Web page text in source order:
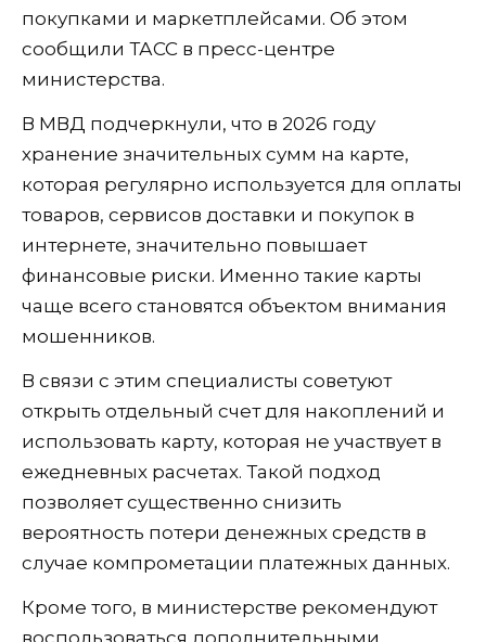
покупками и маркетплейсами. Об этом
сообщили ТАСС в пресс-центре
министерства.
В МВД подчеркнули, что в 2026 году
хранение значительных сумм на карте,
которая регулярно используется для оплаты
товаров, сервисов доставки и покупок в
интернете, значительно повышает
финансовые риски. Именно такие карты
чаще всего становятся объектом внимания
мошенников.
В связи с этим специалисты советуют
открыть отдельный счет для накоплений и
использовать карту, которая не участвует в
ежедневных расчетах. Такой подход
позволяет существенно снизить
вероятность потери денежных средств в
случае компрометации платежных данных.
Кроме того, в министерстве рекомендуют
воспользоваться дополнительными